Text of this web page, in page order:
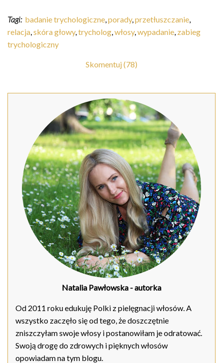
Tagi: badanie trychologiczne porady, przetłuszczanie
relacja skóra głowy, trycholog włosy, wypadanie zabieg
trychologiczny
Skomentuj (78)
Natalia Pawłowska - autorka
Od 2011 roku edukuję Polki z pielęgnacji włosów. A
wszystko zaczęło się od tego, że doszczętnie
zniszczyłam swoje włosy i postanowiłam je odratować.
Swoją drogę do zdrowych i pięknych włosów
opowiadam na tym blogu.